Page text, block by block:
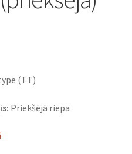
(TT)
Priekšējā riepa